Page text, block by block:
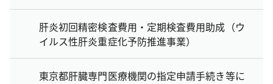
肝炎初回精密検査費用・定期検査費用助成（ウ
イルス性肝炎重症化予防推進事業）
東京都肝臓専門医療機関の指定申請手続き等に